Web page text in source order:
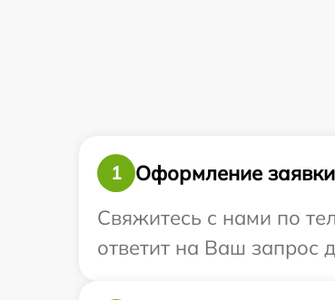
1
Оформление заявки
Свяжитесь с нами по
ответит на Ваш запрос